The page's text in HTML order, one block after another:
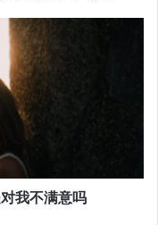
我不满意吗